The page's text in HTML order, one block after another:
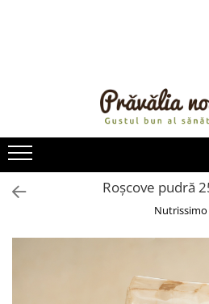
ULEIURI ȘI UNTURI
MĂSLINE
NUCI ȘI SEMINȚE
FRUCTE DESHIDRATATE
FRUCTE LA CONSERVĂ
Roșcove pudră
Nutrissimo